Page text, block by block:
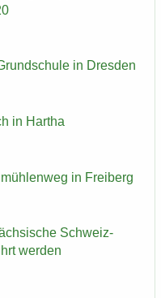
in Dres­den
in Har­tha
in Frei­berg
Schweiz-​
wer­den